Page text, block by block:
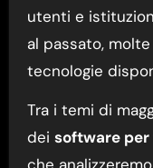
utenti e
al passato,
tecnologie
Tra i temi di
dei software